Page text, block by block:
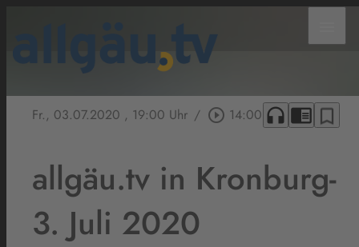
Fr., 03.07.2020 , 19:00 Uhr / play_circle_outline 14:00 headphones chrome_reader_mode bookmark_border
allgäu.tv in Kronburg-
3. Juli 2020